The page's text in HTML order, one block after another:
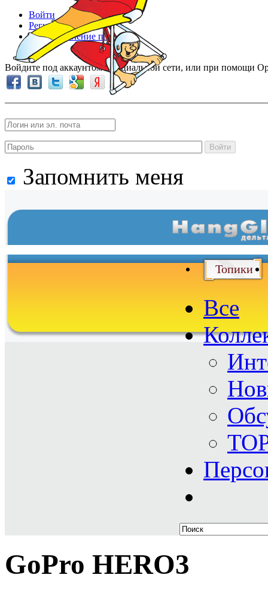
Войти
Регистрация
Восстановление пароля
Войдите под аккаунтом в социальной сети, или при помощи
Войти
Запомнить меня
Войти
Топики
Все
GoPro HERO3